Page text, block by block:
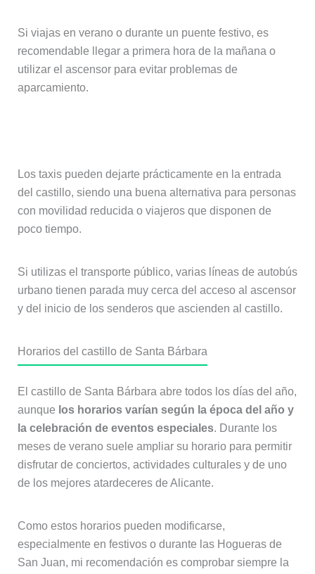
Si viajas en verano o durante un puente festivo, es
recomendable llegar a primera hora de la mañana o
utilizar el ascensor para evitar problemas de
aparcamiento.
Los taxis pueden dejarte prácticamente en la entrada
del castillo, siendo una buena alternativa para personas
con movilidad reducida o viajeros que disponen de
poco tiempo.
Si utilizas el transporte público, varias líneas de autobús
urbano tienen parada muy cerca del acceso al ascensor
y del inicio de los senderos que ascienden al castillo.
Horarios del castillo de Santa Bárbara
El castillo de Santa Bárbara abre todos los días del año,
aunque los horarios varían según la época del año y
la celebración de eventos especiales. Durante los
meses de verano suele ampliar su horario para permitir
disfrutar de conciertos, actividades culturales y de uno
de los mejores atardeceres de Alicante.
Como estos horarios pueden modificarse,
especialmente en festivos o durante las Hogueras de
San Juan, mi recomendación es comprobar siempre la